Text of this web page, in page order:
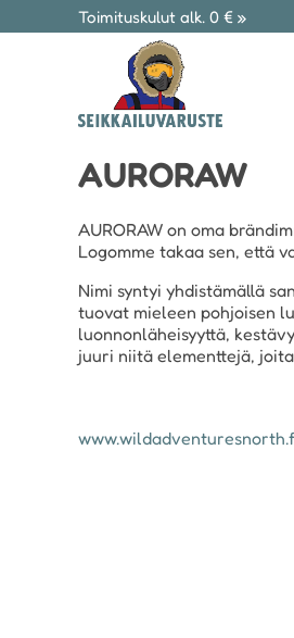
Toimituskulut alk. 0 € »
AURORAW
AURORAW on oma
Logomme takaa sen, että
Nimi syntyi yhdistämällä
tuovat mieleen pohjoisen
luonnonläheisyyttä,
juuri niitä elementtejä,